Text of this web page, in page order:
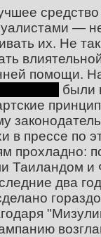
—
их. Не
помощи.
были
в прессе по
прохладно:
Таиландом
два